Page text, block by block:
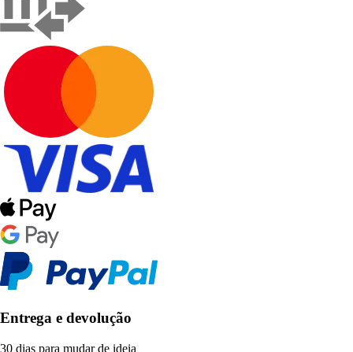
Entrega e devolução
30 dias para mudar de ideia